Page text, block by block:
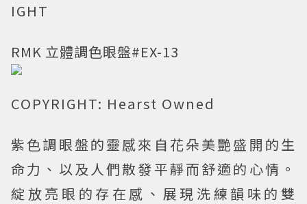
IGHT
RMK 立體調色眼盤#EX-13
COPYRIGHT: Hearst Owned
紫色調眼盤的靈感來自花朵美艷盛開的生
命力、以及人們散發平靜而舒適的心情。
綻放亮眼的存在感、展現洗練韻味的雙